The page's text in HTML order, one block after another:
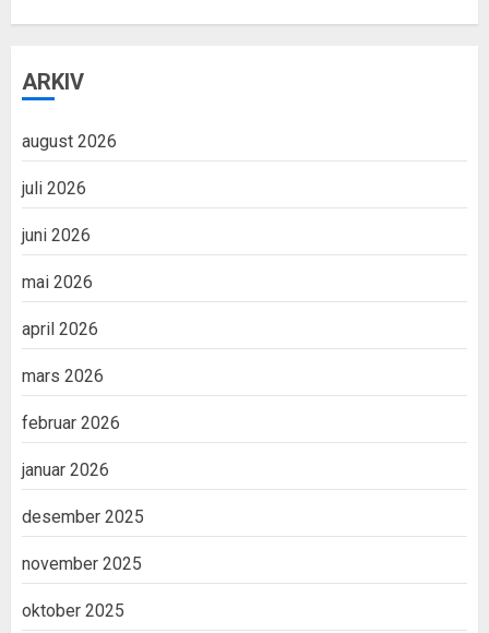
ARKIV
august 2026
juli 2026
juni 2026
mai 2026
april 2026
mars 2026
februar 2026
januar 2026
desember 2025
november 2025
oktober 2025